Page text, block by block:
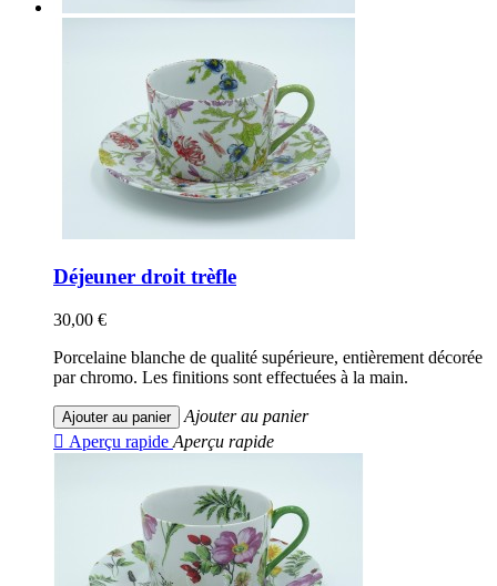
Déjeuner droit trèfle
30,00 €
Porcelaine blanche de qualité supérieure, entièrement décorée
par chromo. Les finitions sont effectuées à la main.
Ajouter au panier
Ajouter au panier
 Aperçu rapide Aperçu rapide